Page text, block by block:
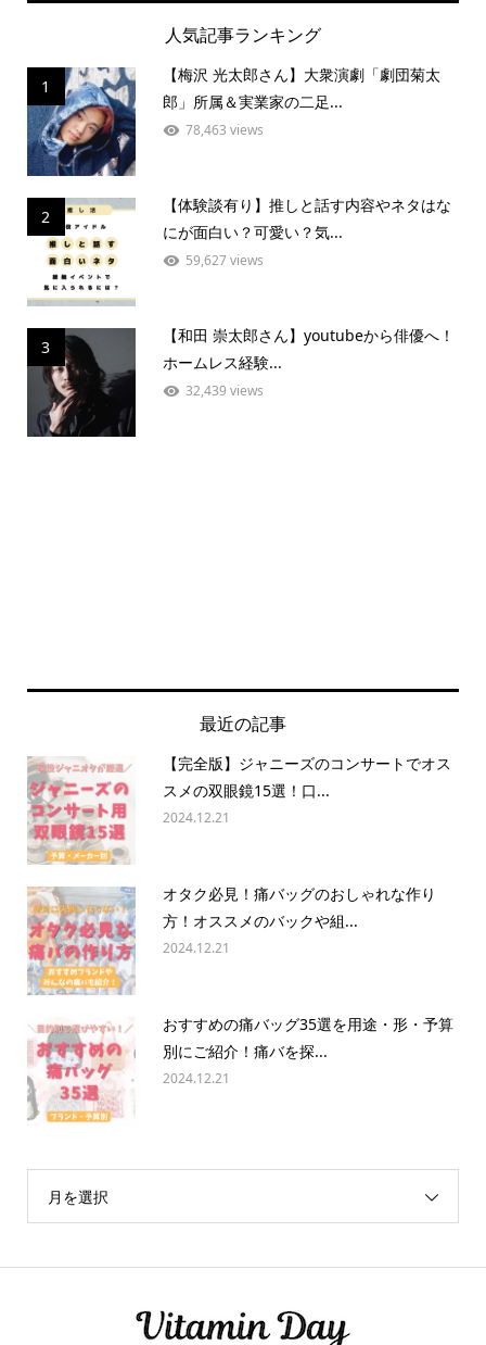
人気記事ランキング
1
【梅沢 光太郎さん】大衆演劇「劇団菊太
郎」所属＆実業家の二足...
78,463 views
2
【体験談有り】推しと話す内容やネタはな
にが面白い？可愛い？気...
59,627 views
3
【和田 崇太郎さん】youtubeから俳優へ！
ホームレス経験...
32,439 views
最近の記事
【完全版】ジャニーズのコンサートでオス
スメの双眼鏡15選！口...
2024.12.21
オタク必見！痛バッグのおしゃれな作り
方！オススメのバックや組...
2024.12.21
おすすめの痛バッグ35選を用途・形・予算
別にご紹介！痛バを探...
2024.12.21
月を選択